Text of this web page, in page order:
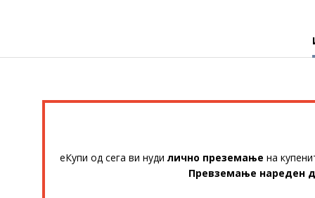
еКупи од сега ви нуди лично преземање на
Превземање нареден